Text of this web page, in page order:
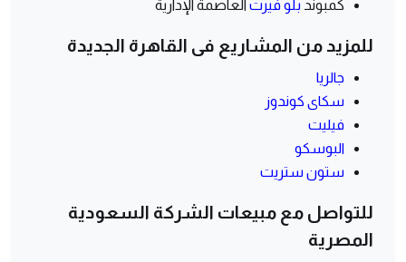
كمبوند بلو فيرت العاصمة الإدارية
للمزيد من المشاريع فى القاهرة الجديدة
جالريا
سكاى كوندوز
فيليت
البوسكو
ستون ستريت
للتواصل مع مبيعات الشركة السعودية
المصرية